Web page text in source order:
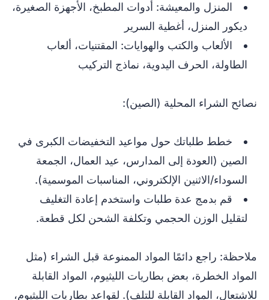
المنزل والمعيشة: أدوات المطبخ، الأجهزة الصغيرة،
ديكور المنزل، أغطية السرير
الألعاب والكتب والهوايات: المقتنيات، ألعاب
الطاولة، الحرف اليدوية، نماذج التركيب
نصائح الشراء المحلية (الصين):
خطط طلباتك حول مواعيد التخفيضات الكبرى في
الصين (العودة إلى المدارس، عيد العمال، الجمعة
السوداء/الاثنين الإلكتروني، المناسبات الموسمية).
قم بدمج عدة طلبات واستخدم إعادة التغليف
لتقليل الوزن الحجمي وتكلفة الشحن لكل قطعة.
ملاحظة: راجع دائمًا المواد الممنوعة قبل الشراء (مثل
المواد الخطرة، بعض بطاريات الليثيوم، المواد القابلة
للاشتعال، المواد القابلة للتلف). لقواعد بطاريات الليثيوم،